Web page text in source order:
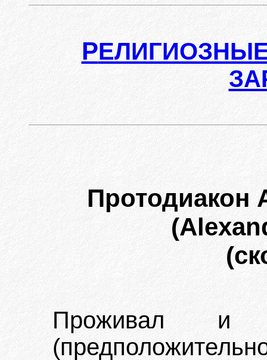
Р
Протодиакон
Проживал и